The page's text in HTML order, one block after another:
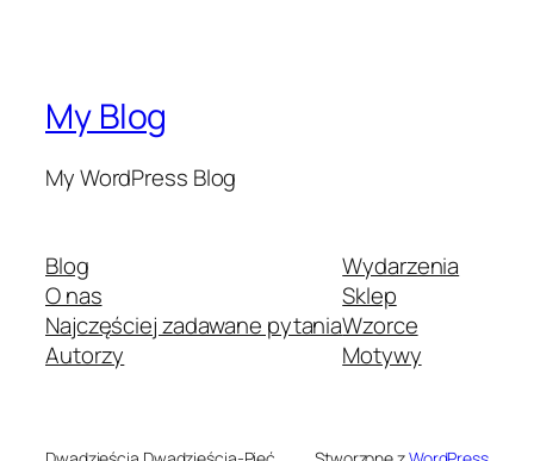
My Blog
My WordPress Blog
Blog
O nas
Najczęściej zadawane pytania
Autorzy
Wydarzenia
Sklep
Wzorce
Motywy